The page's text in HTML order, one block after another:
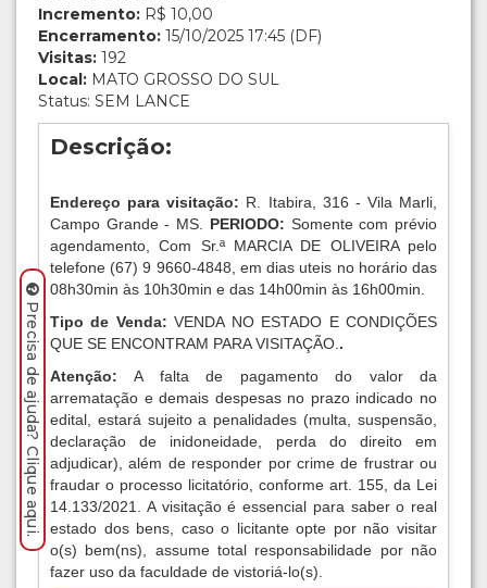
Incremento: R$ 10,00
Encerramento: 15/10/2025 17:45 (DF)
Visitas: 192
Local: MATO GROSSO DO SUL
Status: SEM LANCE
Descrição:
Endereço para visitação: R. Itabira, 316 - Vila Marli,
Campo Grande - MS. PERIODO: Somente com prévio
agendamento, Com Sr.ª MARCIA DE OLIVEIRA pelo
telefone (67) 9 9660-4848, em dias uteis no horário das
08h30min às 10h30min e das 14h00min às 16h00min.
Tipo de Venda:VENDA NO ESTADO E CONDIÇÕES
QUE SE ENCONTRAM PARA VISITAÇÃO. .
Atenção:A falta de pagamento do valor da
arrematação e demais despesas no prazo indicado no
edital, estará sujeito a penalidades (multa, suspensão,
declaração de inidoneidade, perda do direito em
adjudicar), além de responder por crime de frustrar ou
fraudar o processo licitatório, conforme art. 155, da Lei
14.133/2021. A visitação é essencial para saber o real
estado dos bens, caso o licitante opte por não visitar
o(s) bem(ns), assume total responsabilidade por não
fazer uso da faculdade de vistoriá-lo(s).
Precisa de ajuda? Clique aqui.